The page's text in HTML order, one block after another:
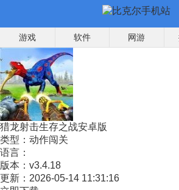
游戏 软件 网游
猎龙射击生存之战安卓版
类型： 动作闯关
语言：
版本： v3.4.18
更新： 2026-05-14 11:31:16